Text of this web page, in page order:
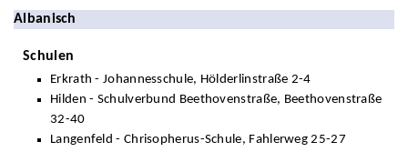
Albanisch
Schulen
Erkrath - Johannesschule, Hölderlinstraße 2-4
Hilden - Schulverbund Beethovenstraße, Beethovenstraße
32-40
Langenfeld - Chrisopherus-Schule, Fahlerweg 25-27